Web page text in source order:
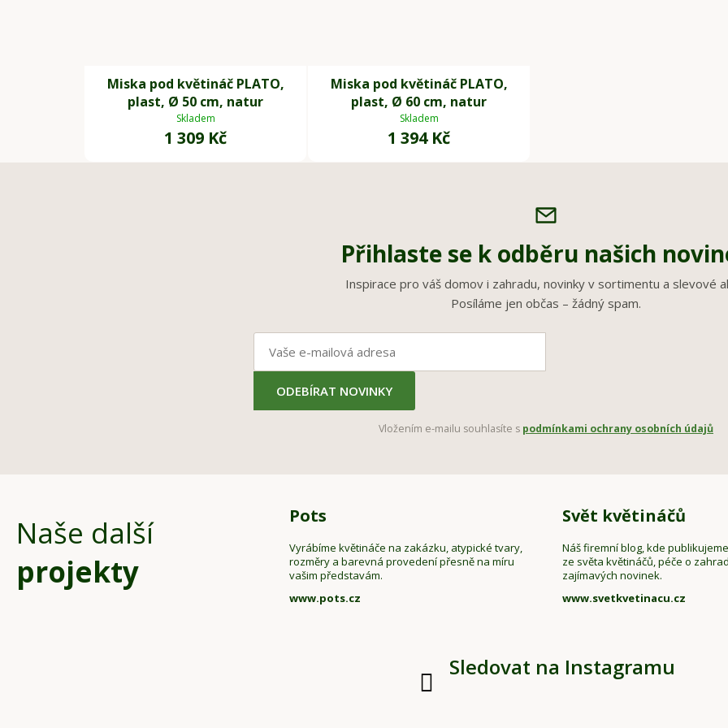
Miska pod květináč PLATO,
plast, Ø 50 cm, natur
Skladem
1 309 Kč
Miska pod květináč PLATO,
plast, Ø 60 cm, natur
Skladem
1 394 Kč
Přihlaste se k odběru našich
Inspirace pro váš domov i zahradu, novinky v sortimentu a slevové
Posíláme jen občas – žádný spam.
ODEBÍRAT NOVINKY
Vložením e-mailu souhlasíte s podmínkami ochrany osobních údajů
Naše další
projekty
Pots
Vyrábíme květináče na zakázku, atypické tvary,
rozměry a barevná provedení přesně na míru
vašim představám.
www.pots.cz
Svět květináčů
Náš firemní blog, kde
ze světa květináčů, péče o
zajímavých novinek.
www.svetkvetinacu.cz
Sledovat na Instagramu